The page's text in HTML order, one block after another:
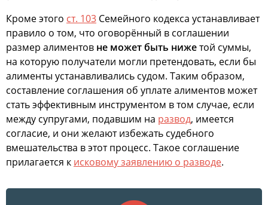
Кроме этого ст. 103 Семейного кодекса устанавливает
правило о том, что оговорённый в соглашении
размер алиментов не может быть нижетой суммы,
на которую получатели могли претендовать, если бы
алименты устанавливались судом. Таким образом,
составление соглашения об уплате алиментов может
стать эффективным инструментом в том случае, если
между супругами, подавшим на развод, имеется
согласие, и они желают избежать судебного
вмешательства в этот процесс. Такое соглашение
прилагается к исковому заявлению о разводе.